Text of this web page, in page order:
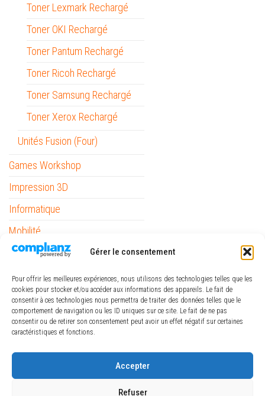
Gérer le consentement
Pour offrir les meilleures expériences, nous utilisons des technologies telles que les
cookies pour stocker et/ou accéder aux informations des appareils. Le fait de
consentir à ces technologies nous permettra de traiter des données telles que le
comportement de navigation ou les ID uniques sur ce site. Le fait de ne pas
consentir ou de retirer son consentement peut avoir un effet négatif sur certaines
caractéristiques et fonctions.
Accepter
Refuser
Toner Lexmark Rechargé
Toner OKI Rechargé
Toner Pantum Rechargé
Toner Ricoh Rechargé
Toner Samsung Rechargé
Toner Xerox Rechargé
Unités Fusion (Four)
Games Workshop
Impression 3D
Informatique
Mobilité
Outils
Papeterie / Bureau
Piles
Pinceaux Raphaël
ref_logiciel